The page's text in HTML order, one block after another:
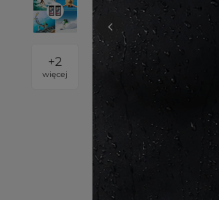
+2
więcej